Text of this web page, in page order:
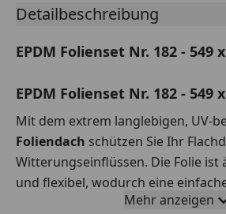
Detailbeschreibung
EPDM Folienset Nr. 182 - 549
EPDM Folienset Nr. 182 - 549
Mit dem extrem langlebigen, UV-
Foliendach schützen Sie Ihr
Witterungseinflüssen. Die Folie ist
und flexibel, wodurch eine
Mehr anzeigen